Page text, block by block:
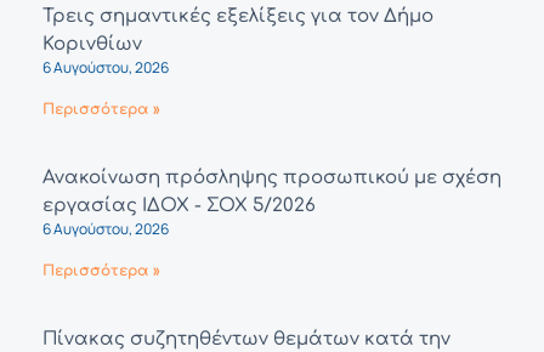
Τρεις σημαντικές εξελίξεις για τον Δήμο
Κορινθίων
6 Αυγούστου, 2026
Περισσότερα »
Ανακοίνωση πρόσληψης προσωπικού με σχέση
εργασίας ΙΔΟΧ - ΣΟΧ 5/2026
6 Αυγούστου, 2026
Περισσότερα »
Πίνακας συζητηθέντων θεμάτων κατά την